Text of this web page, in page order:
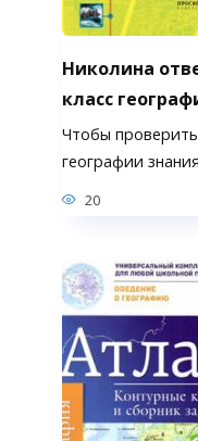
Николина
класс
Чтобы
географии знания
20